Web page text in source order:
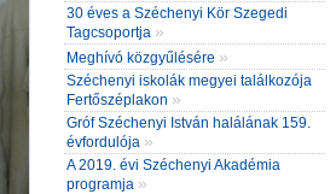
30 éves a Széchenyi Kör Szegedi
Tagcsoportja »
Meghívó közgyűlésére »
Széchenyi iskolák megyei találkozója
Fertőszéplakon »
Gróf Széchenyi István halálának 159.
évfordulója »
A 2019. évi Széchenyi Akadémia
programja »